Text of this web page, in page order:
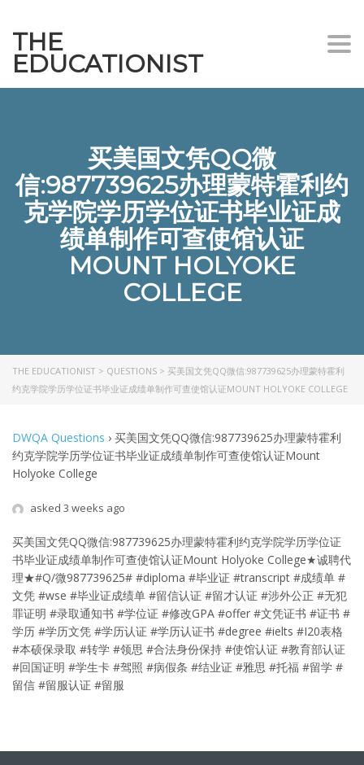
THE
EDUCATIONIST
买美国文凭QQ微
信:987739625办理蒙特霍利约
克学院学历学位证书毕业证成
绩单制作可查使馆认证
MOUNT HOLYOKE
COLLEGE
THE EDUCATIONIST > QUESTIONS > 买美国文凭QQ微信:987739625办理蒙特霍利
约克学院学历学位证书毕业证成绩单制作可查使馆认证MOUNT HOLYOKE COLLEGE
DWQA Questions › 买美国文凭QQ微信:987739625办理蒙特霍利
约克学院学历学位证书毕业证成绩单制作可查使馆认证Mount
Holyoke College
asked 3 weeks ago
买美国文凭QQ微信:987739625办理蒙特霍利约克学院学历学位证
书毕业证成绩单制作可查使馆认证Mount Holyoke College★诚聘代
理★#Q/微987739625# #diploma #毕业证 #transcript #成绩单 #
文凭 #wse #毕业证成绩单 #留信认证 #留才认证 #涉外公正 #无犯
罪证明 #录取通知书 #学位证 #修改GPA #offer #文凭证书 #证书 #
学历 #学历文凭 #学历认证 #学历认证书 #degree #ielts #I20表格
#本硕保录取 #转学 #领思 #合法身份保持 #使馆认证 #教育部认证
#回国证明 #学生卡 #驾照 #病假条 #结业证 #雅思 #托福 #留学 #
留信 #留服认证 #留服